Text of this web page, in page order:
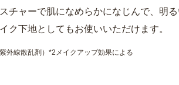
チャーで肌になめらかになじんで、明
ク下地としてもお使いいただけます。
外線散乱剤）*2メイクアップ効果による